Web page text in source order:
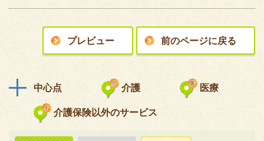
プレビュー 前のページに戻る
中心点 介護 医療
介護保険以外のサービス